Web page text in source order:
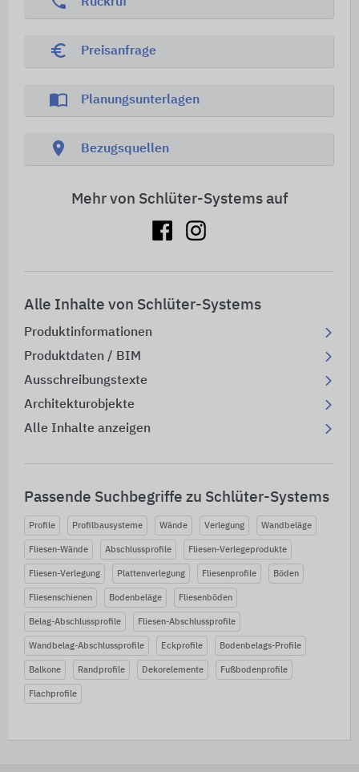
euro_symbol Preisanfrage
import_contacts Planungsunterlagen
location_on Bezugsquellen
Mehr von Schlüter-Systems auf
Alle Inhalte von Schlüter-Systems
Produktinformationen
Produktdaten / BIM
Ausschreibungstexte
Architekturobjekte
Alle Inhalte anzeigen
Passende Suchbegriffe zu Schlüter-Systems
Profile Profilbausysteme Wände Verlegung Wandbeläge
Fliesen-Wände Abschlussprofile Fliesen-Verlegeprodukte
Fliesen-Verlegung Plattenverlegung Fliesenprofile Böden
Fliesenschienen Bodenbeläge Fliesenböden
Belag-Abschlussprofile Fliesen-Abschlussprofile
Wandbelag-Abschlussprofile Eckprofile Bodenbelags-Profile
Balkone Randprofile Dekorelemente Fußbodenprofile
Flachprofile